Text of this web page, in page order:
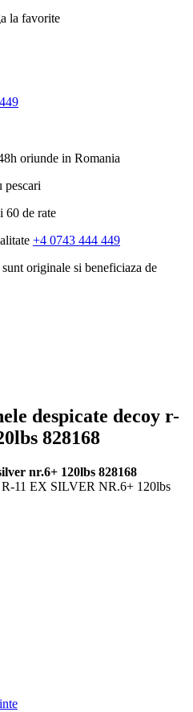
la favorite
oriunde in Romania
pescari
60 de rate
+4 0743 444 449
originale si beneficiaza de
despicate decoy r-
828168
nr.6+ 120lbs 828168
11 EX SILVER NR.6+ 120lbs